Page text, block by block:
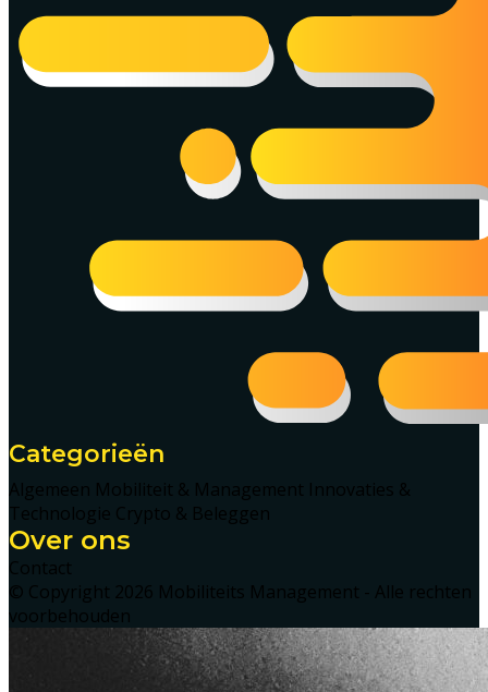
Categorieën
Algemeen Mobiliteit & Management Innovaties &
Technologie Crypto & Beleggen
Over ons
Contact
© Copyright 2026 Mobiliteits Management - Alle rechten
voorbehouden